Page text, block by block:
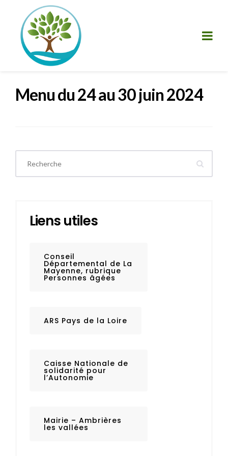
Menu du 24 au 30 juin 2024
Liens utiles
Conseil
Départemental de La
Mayenne, rubrique
Personnes âgées
ARS Pays de la Loire
Caisse Nationale de
solidarité pour
l’Autonomie
Mairie – Ambrières
les vallées